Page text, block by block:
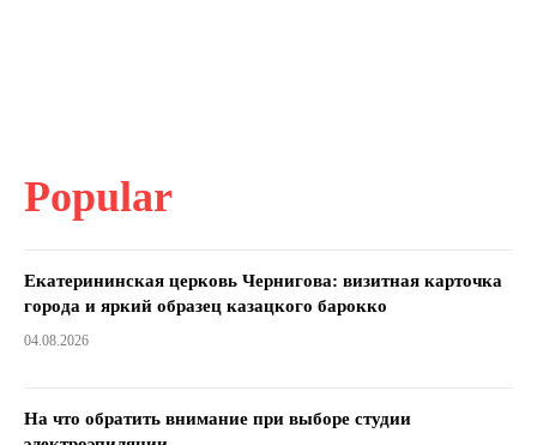
Popular
Екатерининская церковь Чернигова: визитная карточка
города и яркий образец казацкого барокко
04.08.2026
На что обратить внимание при выборе студии